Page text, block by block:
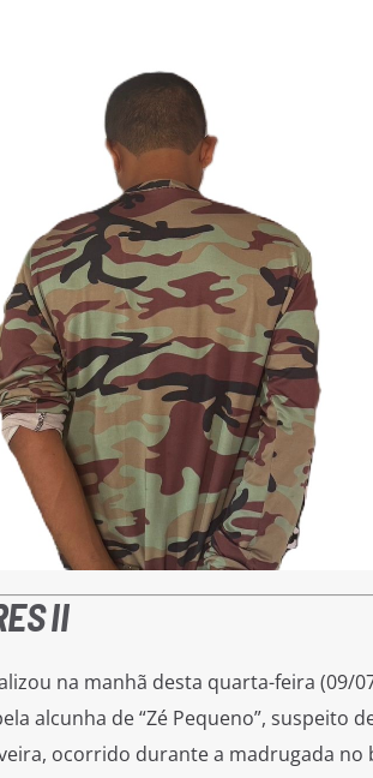
II
na manhã desta quarta-feira (09/
alcunha de “Zé Pequeno”, suspeito
ocorrido durante a madrugada no